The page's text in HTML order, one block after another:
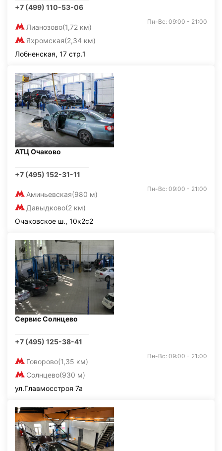
+7 (499) 110-53-06
Лианозово(1,72 км)
Яхромская(2,34 км)
Пн-Вс: 09:00 - 21:00
Лобненская, 17 стр.1
АТЦ Очаково
+7 (495) 152-31-11
Аминьевская(980 м)
Давыдково(2 км)
Пн-Вс: 09:00 - 21:00
Очаковское ш., 10к2с2
Сервис Солнцево
+7 (495) 125-38-41
Говорово(1,35 км)
Солнцево(930 м)
Пн-Вс: 09:00 - 21:00
ул.Главмосстроя 7а